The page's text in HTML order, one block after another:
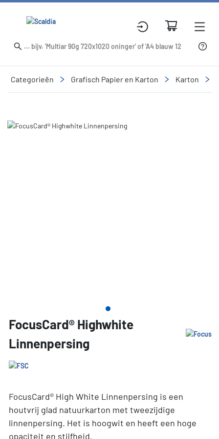
Categorieën Grafisch Papier en Karton Karton
Slide 1 of 1
FocusCard® Highwhite
Linnenpersing
FocusCard® High White Linnenpersing is een
houtvrij glad natuurkarton met tweezijdige
linnenpersing. Het is hoogwit en heeft een hoge
opaciteit en stijfheid.